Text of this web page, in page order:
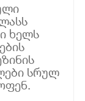
ხელს
სრულ